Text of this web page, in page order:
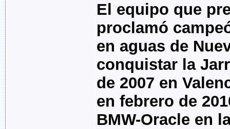
El equipo que
proclamó
en aguas de
conquistar la
de 2007 en
en febrero de
BMW-Oracle en